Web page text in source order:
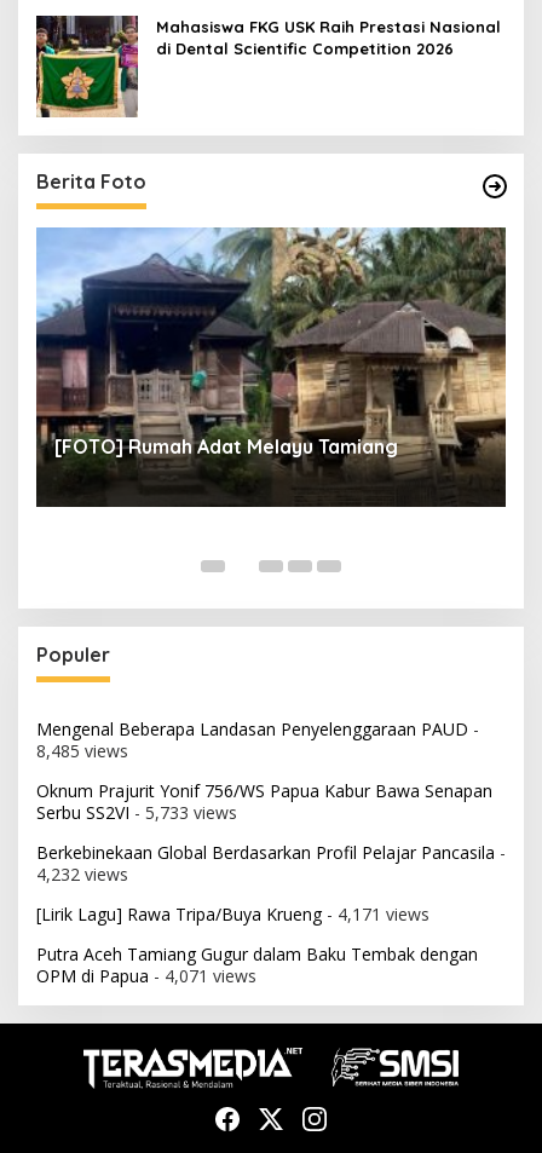
Mahasiswa FKG USK Raih Prestasi Nasional
di Dental Scientific Competition 2026
Berita Foto
[FOTO] Rumah Adat Melayu Tamiang
Populer
Mengenal Beberapa Landasan Penyelenggaraan PAUD -
8,485 views
Oknum Prajurit Yonif 756/WS Papua Kabur Bawa Senapan
Serbu SS2VI - 5,733 views
Berkebinekaan Global Berdasarkan Profil Pelajar Pancasila -
4,232 views
[Lirik Lagu] Rawa Tripa/Buya Krueng- 4,171 views
Putra Aceh Tamiang Gugur dalam Baku Tembak dengan
OPM di Papua - 4,071 views